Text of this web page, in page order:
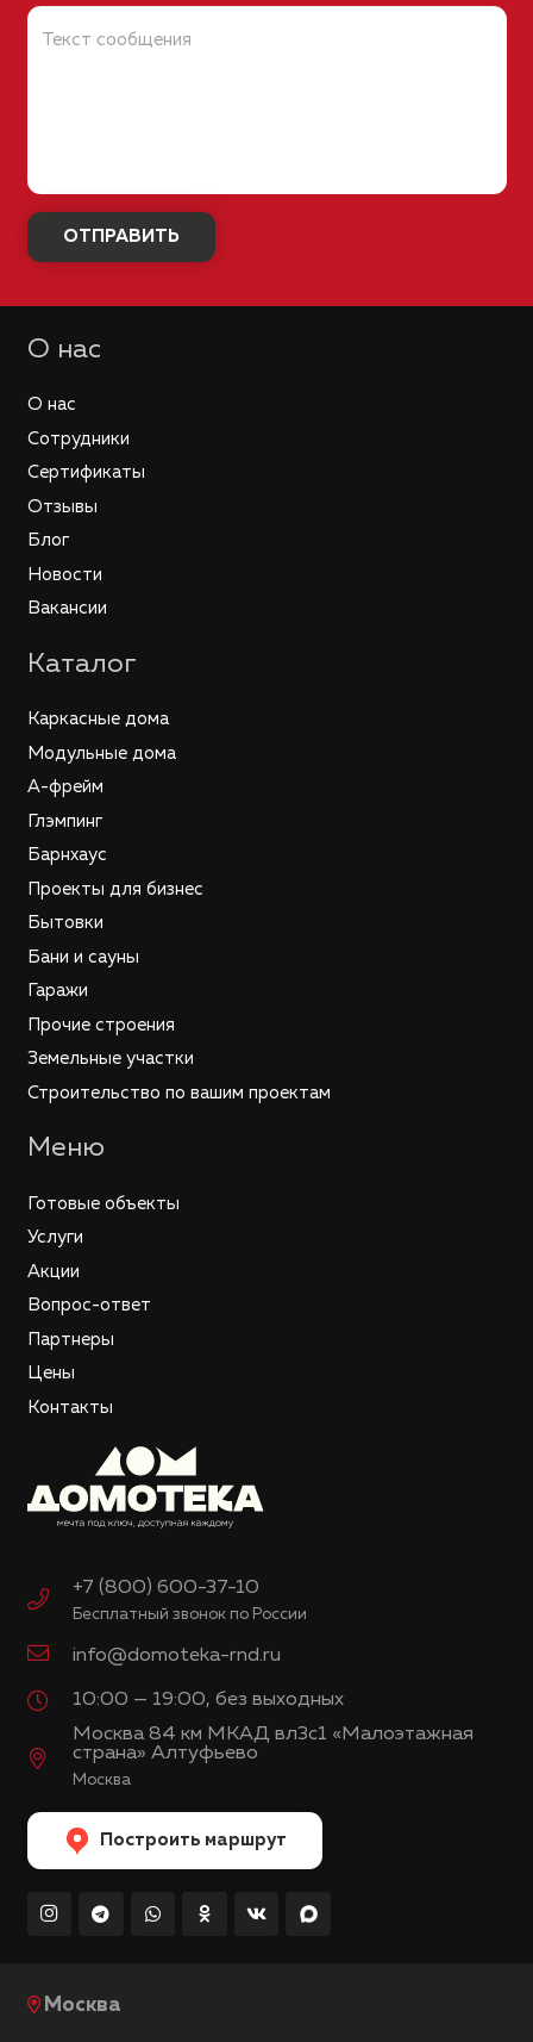
О нас
О нас
Сотрудники
Сертификаты
Отзывы
Блог
Новости
Вакансии
Каталог
Каркасные дома
Модульные дома
А-фрейм
Глэмпинг
Барнхаус
Проекты для бизнес
Бытовки
Бани и сауны
Гаражи
Прочие строения
Земельные участки
Строительство по вашим проектам
Меню
Готовые объекты
Услуги
Акции
Вопрос-ответ
Партнеры
Цены
Контакты
+7 (800) 600-37-10
Бесплатный звонок по России
info@domoteka-rnd.ru
10:00 — 19:00, без выходных
Москва 84 км МКАД вл3с1 «Малоэтажная
страна» Алтуфьево
Москва
Построить маршрут
Москва